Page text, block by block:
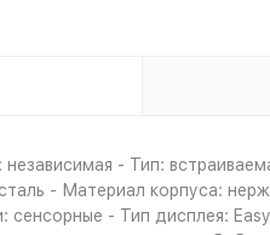
- Тип:
- Материал корпуса:
сенсорные - Тип дисплея: